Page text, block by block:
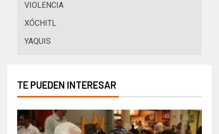
VIOLENCIA
XÓCHITL
YAQUIS
TE PUEDEN INTERESAR